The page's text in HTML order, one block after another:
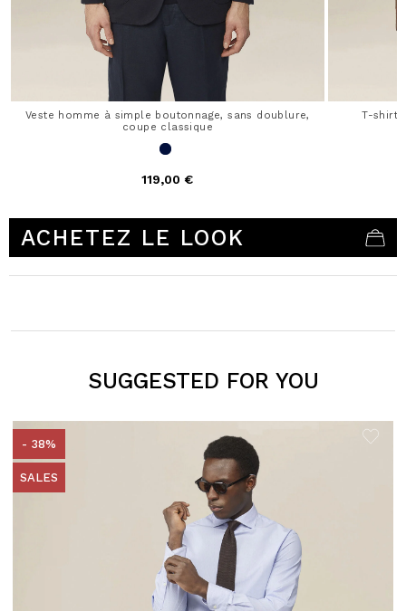
Veste homme à simple boutonnage, sans doublure,
coupe classique
119,00 €
T-shirt
ACHETEZ LE LOOK
SUGGESTED FOR YOU
- 38%
SALES